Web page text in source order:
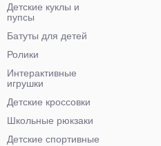
Детские куклы и
пупсы
Батуты для детей
Ролики
Интерактивные
игрушки
Детские кроссовки
Школьные рюкзаки
Детские спортивные